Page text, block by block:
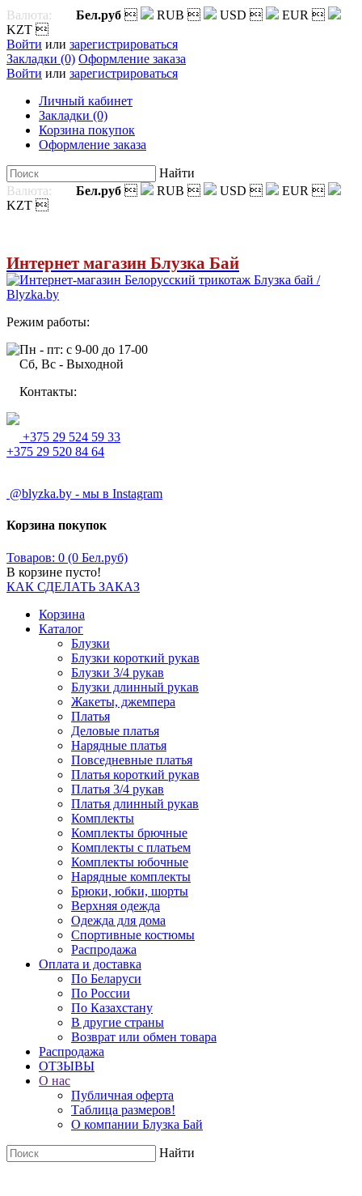
Валюта: Бел.руб  RUB  USD  EUR 
KZT 
Войти или зарегистрироваться
Закладки (0) Оформление заказа
Войти или зарегистрироваться
Личный кабинет
Закладки (0)
Корзина покупок
Оформление заказа
Найти
Валюта:
Бел.руб  RUB  USD  EUR 
KZT 
Интернет магазин Блузка Бай
Режим работы:
Пн - пт: с 9-00 до 17-00
Сб, Вс - Выходной
Контакты:
+375 29 524 59 33
+375 29 520 84 64
@blyzka.by - мы в Instagram
Корзина покупок
Товаров: 0 (0 Бел.руб)
В корзине пусто!
КАК СДЕЛАТЬ ЗАКАЗ
Корзина
Каталог
Блузки
Блузки короткий рукав
Блузки 3/4 рукав
Блузки длинный рукав
Жакеты, джемпера
Платья
Деловые платья
Нарядные платья
Повседневные платья
Платья короткий рукав
Платья 3/4 рукав
Платья длинный рукав
Комплекты
Комплекты брючные
Комплекты с платьем
Комплекты юбочные
Нарядные комплекты
Брюки, юбки, шорты
Верхняя одежда
Одежда для дома
Спортивные костюмы
Распродажа
Оплата и доставка
По Беларуси
По России
По Казахстану
В другие страны
Возврат или обмен товара
Распродажа
ОТЗЫВЫ
О нас
Публичная оферта
Таблица размеров!
О компании Блузка Бай
Найти